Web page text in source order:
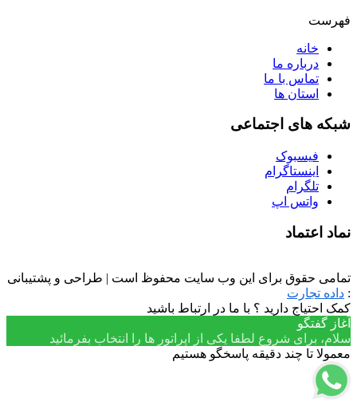
فهرست
خانه
درباره ما
تماس با ما
استان ها
شبکه های اجتماعی
فیسبوک
اینستاگرام
تلگرام
واتس اپ
نماد اعتماد
تمامی حقوق برای این وب سایت محفوظ است | طراحی و پشتیبانی
: داده تجارت
کمک احتیاج دارید ؟ با ما در ارتباط باشید
آغاز گفتگو
سلام، برای شروع لطفا یکی از اپراتور ها را انتخاب بفرمائید
معمولا تا چند دقیقه پاسخگو هستیم